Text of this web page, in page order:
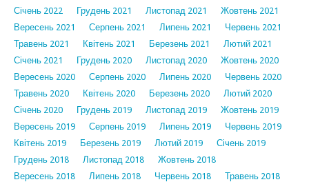
Січень 2022
Грудень 2021 Листопад 2021
Жовтень 2021
Вересень 2021
Серпень 2021 Липень 2021
Червень 2021
Травень 2021
Квітень 2021 Березень 2021
Лютий 2021
Січень 2021
Грудень 2020 Листопад 2020
Жовтень 2020
Вересень 2020
Серпень 2020 Липень 2020
Червень 2020
Травень 2020
Квітень 2020 Березень 2020
Лютий 2020
Січень 2020
Грудень 2019 Листопад 2019
Жовтень 2019
Вересень 2019
Серпень 2019 Липень 2019
Червень 2019
Квітень 2019
Березень 2019 Лютий 2019
Січень 2019
Грудень 2018
Листопад 2018
Жовтень 2018
Вересень 2018
Липень 2018 Червень 2018
Травень 2018